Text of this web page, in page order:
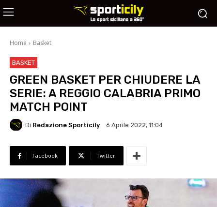
Home Basket
BASKET
GREEN BASKET PER CHIUDERE LA
SERIE: A REGGIO CALABRIA PRIMO
MATCH POINT
Di Redazione Sporticily 6 Aprile 2022, 11:04
Facebook Twitter